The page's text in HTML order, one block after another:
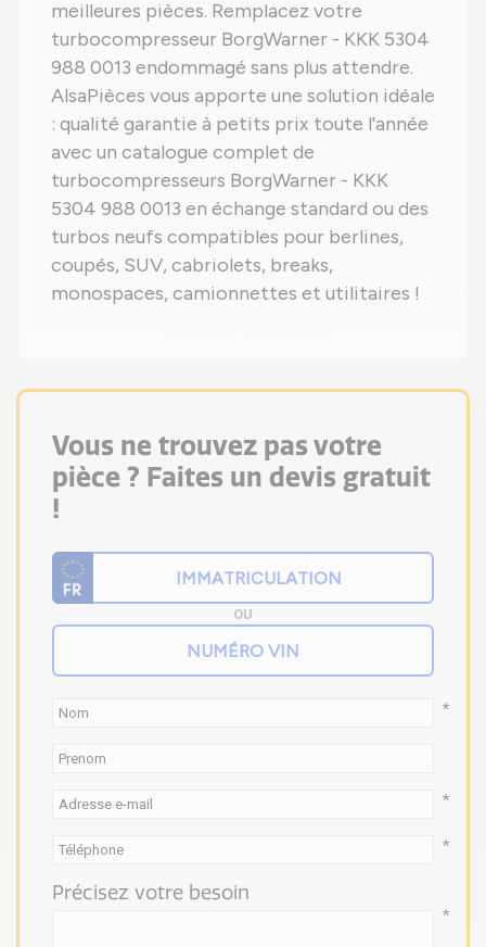
meilleures pièces. Remplacez votre
turbocompresseur BorgWarner - KKK 5304
988 0013 endommagé sans plus attendre.
AlsaPièces vous apporte une solution idéale
: qualité garantie à petits prix toute l'année
avec un catalogue complet de
turbocompresseurs BorgWarner - KKK
5304 988 0013 en échange standard ou des
turbos neufs compatibles pour berlines,
coupés, SUV, cabriolets, breaks,
monospaces, camionnettes et utilitaires !
Vous ne trouvez pas votre
pièce ? Faites un devis gratuit
!
OU
*
*
*
Précisez votre besoin
*